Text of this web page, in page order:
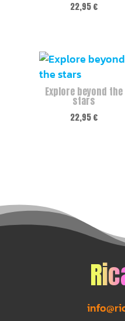
22,95€
Explore beyond the
stars
22,95€